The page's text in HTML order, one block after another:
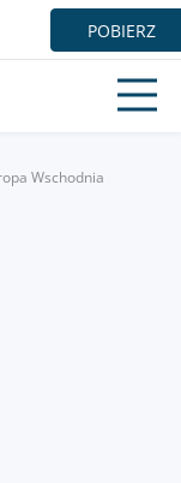
POBIERZ
Wschodnia